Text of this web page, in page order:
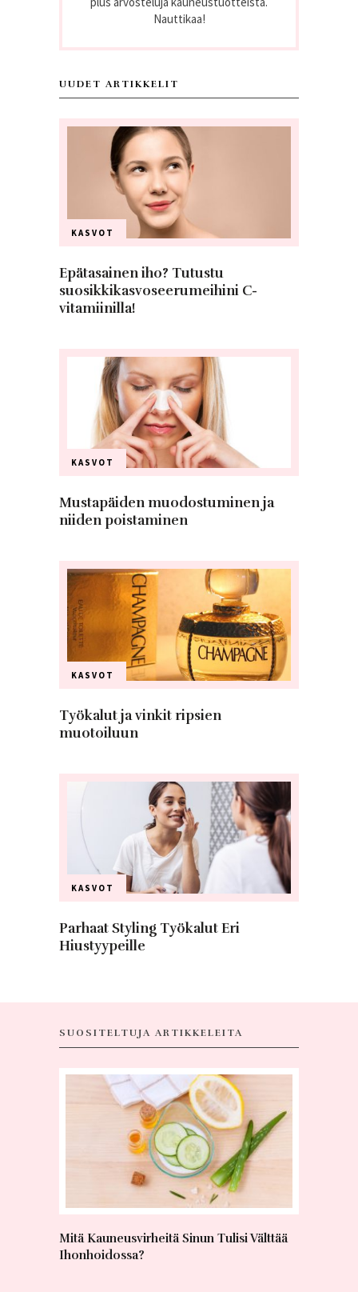
Nauttikaa!
UUDET ARTIKKELIT
KASVOT
Epätasainen iho? Tutustu
suosikkikasvoseerumeihini C-
vitamiinilla!
KASVOT
Mustapäiden muodostuminen ja
niiden poistaminen
KASVOT
Työkalut ja vinkit ripsien
muotoiluun
KASVOT
Parhaat Styling Työkalut Eri
Hiustyypeille
SUOSITELTUJA ARTIKKELEITA
Mitä Kauneusvirheitä Sinun Tulisi Välttää
Ihonhoidossa?